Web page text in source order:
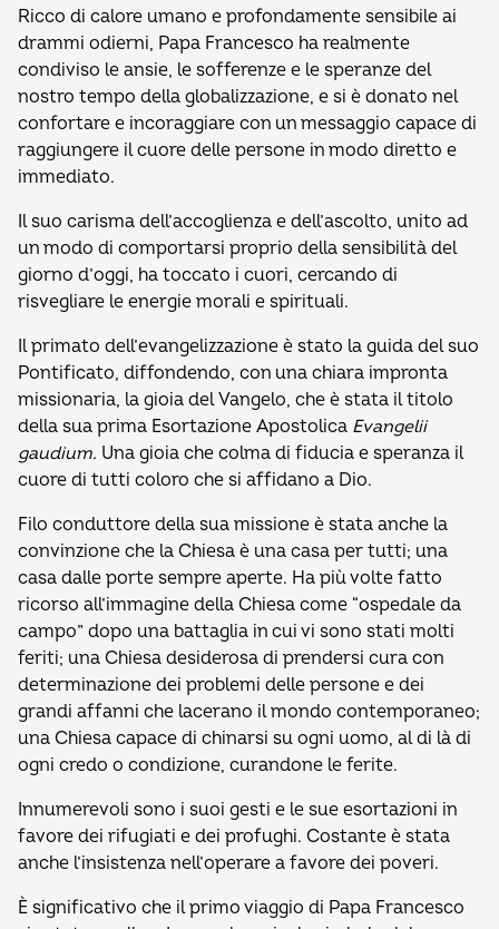
Ricco di calore umano e profondamente sensibile ai
drammi odierni, Papa Francesco ha realmente
condiviso le ansie, le sofferenze e le speranze del
nostro tempo della globalizzazione, e si è donato nel
confortare e incoraggiare con un messaggio capace di
raggiungere il cuore delle persone in modo diretto e
immediato.
Il suo carisma dell’accoglienza e dell’ascolto, unito ad
un modo di comportarsi proprio della sensibilità del
giorno d’oggi, ha toccato i cuori, cercando di
risvegliare le energie morali e spirituali.
Il primato dell’evangelizzazione è stato la guida del suo
Pontificato, diffondendo, con una chiara impronta
missionaria, la gioia del Vangelo, che è stata il titolo
della sua prima Esortazione Apostolica Evangelii
gaudium. Una gioia che colma di fiducia e speranza il
cuore di tutti coloro che si affidano a Dio.
Filo conduttore della sua missione è stata anche la
convinzione che la Chiesa è una casa per tutti; una
casa dalle porte sempre aperte. Ha più volte fatto
ricorso all’immagine della Chiesa come “ospedale da
campo” dopo una battaglia in cui vi sono stati molti
feriti; una Chiesa desiderosa di prendersi cura con
determinazione dei problemi delle persone e dei
grandi affanni che lacerano il mondo contemporaneo;
una Chiesa capace di chinarsi su ogni uomo, al di là di
ogni credo o condizione, curandone le ferite.
Innumerevoli sono i suoi gesti e le sue esortazioni in
favore dei rifugiati e dei profughi. Costante è stata
anche l’insistenza nell’operare a favore dei poveri.
È significativo che il primo viaggio di Papa Francesco